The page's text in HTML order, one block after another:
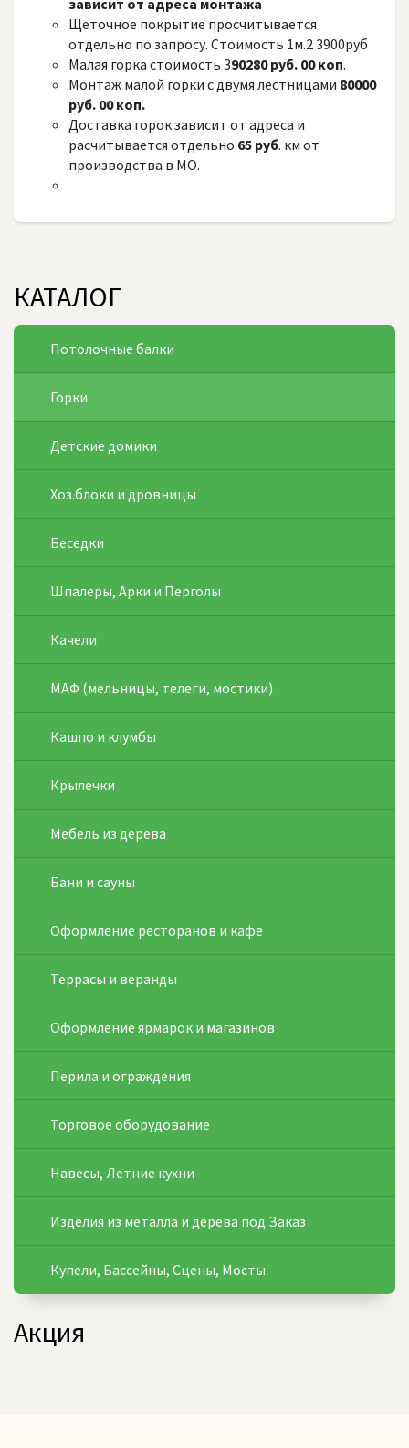
зависит от адреса монтажа
Щеточное покрытие просчитывается
отдельно по запросу. Стоимость 1м.2 3900руб
Малая горка стоимость 390280 руб. 00 коп.
Монтаж малой горки с двумя лестницами 80000
руб. 00 коп.
Доставка горок зависит от адреса и
расчитывается отдельно 65 руб. км от
производства в МО.
КАТАЛОГ
Потолочные балки
Горки
Детские домики
Хоз.блоки и дровницы
Беседки
Шпалеры, Арки и Перголы
Качели
МАФ (мельницы, телеги, мостики)
Кашпо и клумбы
Крылечки
Мебель из дерева
Бани и сауны
Оформление ресторанов и кафе
Террасы и веранды
Оформление ярмарок и магазинов
Перила и ограждения
Торговое оборудование
Навесы, Летние кухни
Изделия из металла и дерева под Заказ
Купели, Бассейны, Сцены, Мосты
Акция